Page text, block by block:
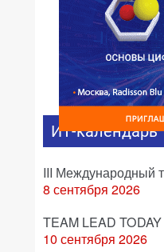
ИТ-календарь
III Международный
8 сентября 2026
TEAM LEAD
10 сентября 2026